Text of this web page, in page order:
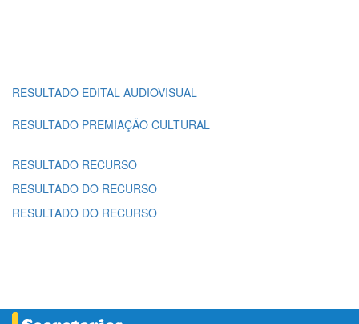
RESULTADO EDITAL AUDIOVISUAL
RESULTADO PREMIAÇÃO CULTURAL
RESULTADO RECURSO
RESULTADO DO RECURSO
RESULTADO DO RECURSO